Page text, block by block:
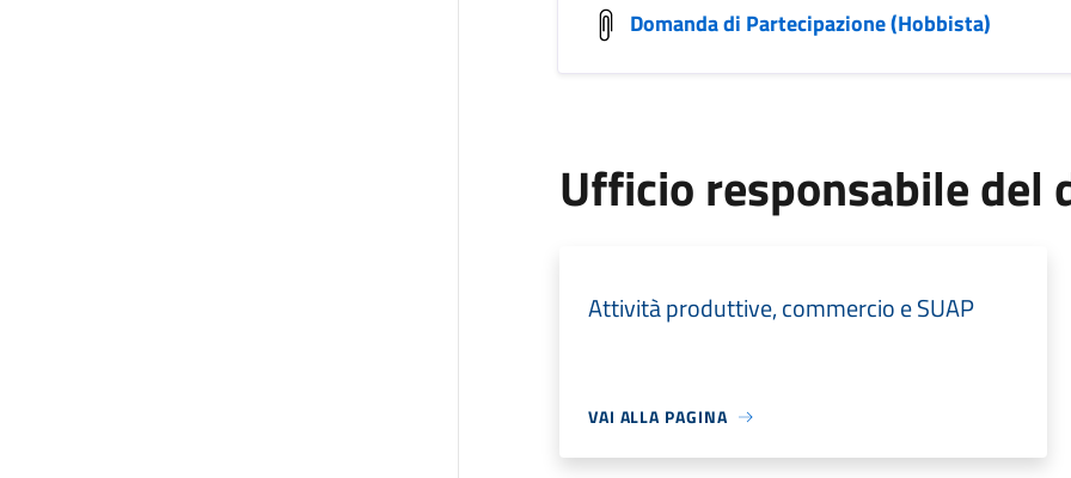
Domanda di Partecipazione (Hobbista)
Ufficio responsabile del
Attività produttive, commercio e SUAP
VAI ALLA PAGINA